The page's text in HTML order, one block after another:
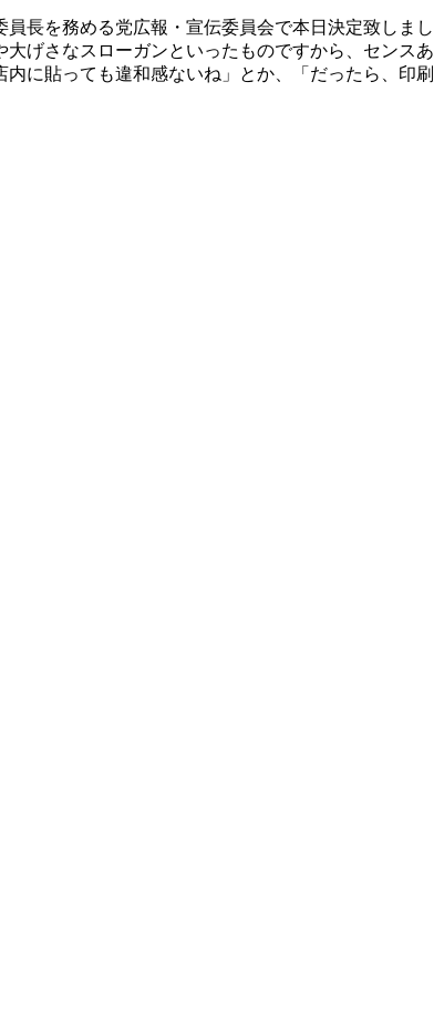
長を務める党広報・宣伝委員会で本日決定致しま
げさなスローガンといったものですから、センス
に貼っても違和感ないね」とか、「だったら、印